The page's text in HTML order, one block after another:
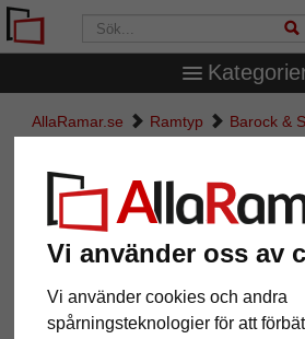
Vi använder oss av
Vi använder cookies och andra
spårningsteknologier för att
AllaRamar.se Ramtyp Barock &
Träram Barock med